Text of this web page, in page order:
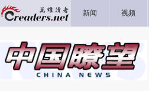
新闻 视频